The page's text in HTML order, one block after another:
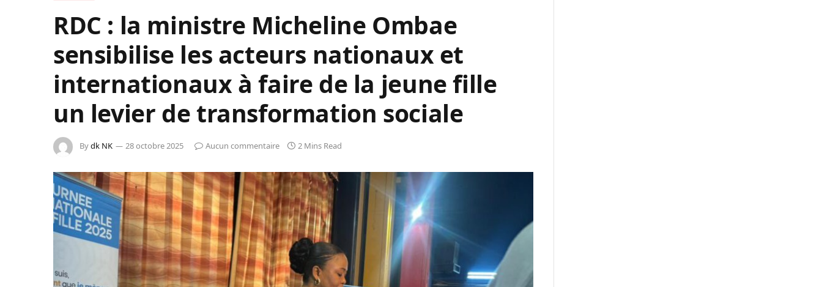
RDC : la ministre Micheline Ombae
sensibilise les acteurs nationaux et
internationaux à faire de la jeune fille
un levier de transformation sociale
Bydk NK 28 octobre 2025 Aucun commentaire 2 Mins Read